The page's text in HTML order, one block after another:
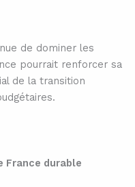
de dominer les
pourrait renforcer sa
de la transition
France durable